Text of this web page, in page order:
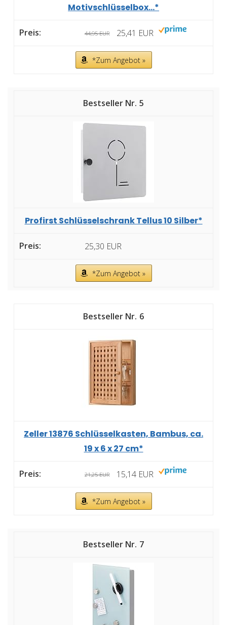
Motivschlüsselbox...*
44,95 EUR 25,41 EUR
*Zum Angebot »
5
Profirst Schlüsselschrank Tellus 10 Silber*
25,30 EUR
*Zum Angebot »
6
Zeller 13876 Schlüsselkasten, Bambus, ca.
19 x 6 x 27 cm*
21,25 EUR 15,14 EUR
*Zum Angebot »
7